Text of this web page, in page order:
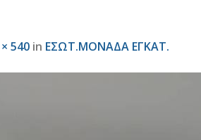
540 in EΣΩΤ.ΜΟΝΑΔΑ ΕΓΚΑΤ.